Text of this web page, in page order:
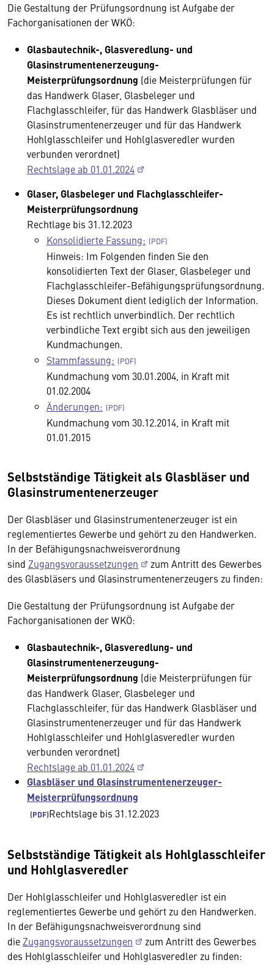
Die Gestaltung der Prüfungsordnung ist Aufgabe der
Fachorganisationen der WKÖ:
Glasbautechnik-, Glasveredlung- und
Glasinstrumentenerzeugung-
Meisterprüfungsordnung (die Meisterprüfungen für
das Handwerk Glaser, Glasbeleger und
Flachglasschleifer, für das Handwerk Glasbläser und
Glasinstrumentenerzeuger und für das Handwerk
Hohlglasschleifer und Hohlglasveredler wurden
verbunden verordnet)
Rechtslage ab 01.01.2024
Glaser, Glasbeleger und Flachglasschleifer-
Meisterprüfungsordnung
Rechtlage bis 31.12.2023
Konsolidierte Fassung:
Hinweis: Im Folgenden finden Sie den
konsolidierten Text der Glaser, Glasbeleger und
Flachglasschleifer-Befähigungsprüfungsordnung.
Dieses Dokument dient lediglich der Information.
Es ist rechtlich unverbindlich. Der rechtlich
verbindliche Text ergibt sich aus den jeweiligen
Kundmachungen.
Stammfassung:
Kundmachung vom 30.01.2004, in Kraft mit
01.02.2004
Änderungen:
Kundmachung vom 30.12.2014, in Kraft mit
01.01.2015
Selbstständige Tätigkeit als Glasbläser und
Glasinstrumentenerzeuger
Der Glasbläser und Glasinstrumentenerzeuger ist ein
reglementiertes Gewerbe und gehört zu den Handwerken.
In der Befähigungsnachweisverordnung
sind Zugangsvoraussetzungen
zum Antritt des Gewerbes
des Glasbläsers und Glasinstrumentenerzeugers zu finden:
Die Gestaltung der Prüfungsordnung ist Aufgabe der
Fachorganisationen der WKÖ:
Glasbautechnik-, Glasveredlung- und
Glasinstrumentenerzeugung-
Meisterprüfungsordnung (die Meisterprüfungen für
das Handwerk Glaser, Glasbeleger und
Flachglasschleifer, für das Handwerk Glasbläser und
Glasinstrumentenerzeuger und für das Handwerk
Hohlglasschleifer und Hohlglasveredler wurden
verbunden verordnet)
Rechtslage ab 01.01.2024
Glasbläser und Glasinstrumentenerzeuger-
Meisterprüfungsordnung
Rechtslage bis 31.12.2023
Selbstständige Tätigkeit als Hohlglasschleifer
und Hohlglasveredler
Der Hohlglasschleifer und Hohlglasveredler ist ein
reglementiertes Gewerbe und gehört zu den Handwerken.
In der Befähigungsnachweisverordnung sind
die Zugangsvoraussetzungen
zum Antritt des Gewerbes
des Hohlglasschleifer und Hohlglasveredler zu finden: